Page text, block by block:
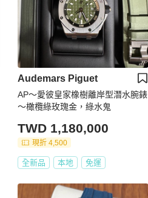
Audemars Piguet
AP～愛彼皇家橡樹離岸型潛水腕錶
～橄欖綠玫瑰金，綠水鬼
TWD 1,180,000
現折 4,500
全新品 本地 免運